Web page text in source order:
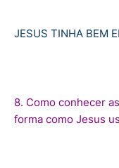
JESUS TINHA BEM
8. Como conhecer
forma como Jesus